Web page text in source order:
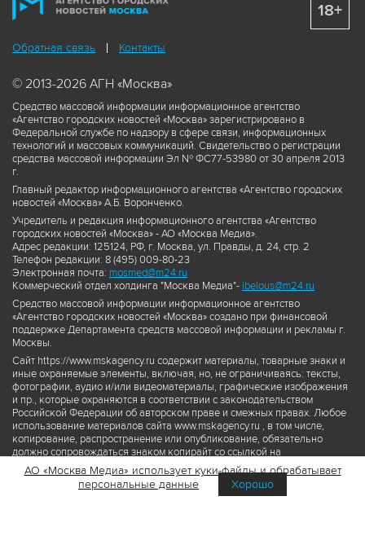
Обратная связь Контакты
© 2013-2026 АГН «Москва»
Средство массовой информации информационное агентство
«Агентство городских новостей «Москва» зарегистрировано в
Федеральной службе по надзору в сфере связи, информационных
технологий и массовых коммуникаций. Свидетельство о регистрации
средства массовой информации Эл № ФС77-53980 от 30 апреля 2013
г.
Главный редактор информационного агентства «Агентство городских
новостей «Москва» А.Б. Воронченко.
Учредитель и редакция информационного агентства «Агентство
городских новостей «Москва» - АО «Москва Медиа».
Адрес редакции: 125124, РФ, г. Москва, ул. Правды, д. 24, стр. 2
Телефон редакции: 8 (495) 009-80-23
Электронная почта: mosmed@m24.ru
Коммерческий отдел холдинга "Москва Медиа"- ibelous@m24.ru
Средство массовой информации информационное агентство
«Агентство городских новостей «Москва» создано при финансовой
поддержке Департамента средств массовой информации и рекламы г.
Москвы.
Сайт https://www.mskagency.ru содержит материалы, товарные знаки и
иные охраняемые элементы, включая, но, не ограничиваясь: тексты,
фотографии, аудио и/или видеоматериалы, графические изображения
и пр., которые охраняются в соответствии с законодательством
Российской Федерации об авторском праве и смежных правах. Любое
использование материалов сайта www.mskagency.ru , в том числе,
копирование, распространение или опубликование, обязательно
должно сопровождаться знаком копирайт со ссылкой на
правообладателя © АО «Москва Медиа», а также гиперссылкой на сайт
www.mskagency.ru как на первоисточник информации. Переработка
материалов сайта www.mskagency.ru не допускается.
18+
АО «Москва Медиа» использует куки-файлы и обрабатывает
персональные данные
Хорошо